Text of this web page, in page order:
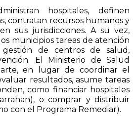
contratan recursos humanos y
sus jurisdicciones. A su vez,
municipios tareas de atención
gestión de centros de salud,
El Ministerio de Salud
en lugar de coordinar el
resultados, asume tareas
como financiar hospitales
o comprar y distribuir
con el Programa Remediar).